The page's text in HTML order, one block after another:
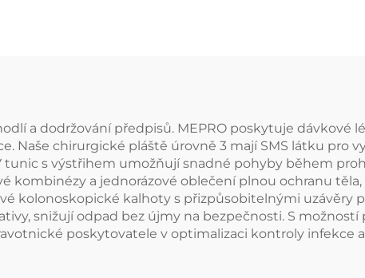
a dodržování předpisů. MEPRO poskytuje dávkové
Naše chirurgické pláště úrovně 3 mají SMS látku pro
s výstřihem umožňují snadné pohyby během
a jednorázové oblečení plnou ochranu těla,
kolonoskopické kalhoty s přizpůsobitelnými uzávěry
snižují odpad bez újmy na bezpečnosti. S
poskytovatele v optimalizaci kontroly infekce